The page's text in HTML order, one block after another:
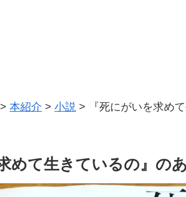
> 本紹介 > 小説 >
『死にがいを求め
めて生きているの』の